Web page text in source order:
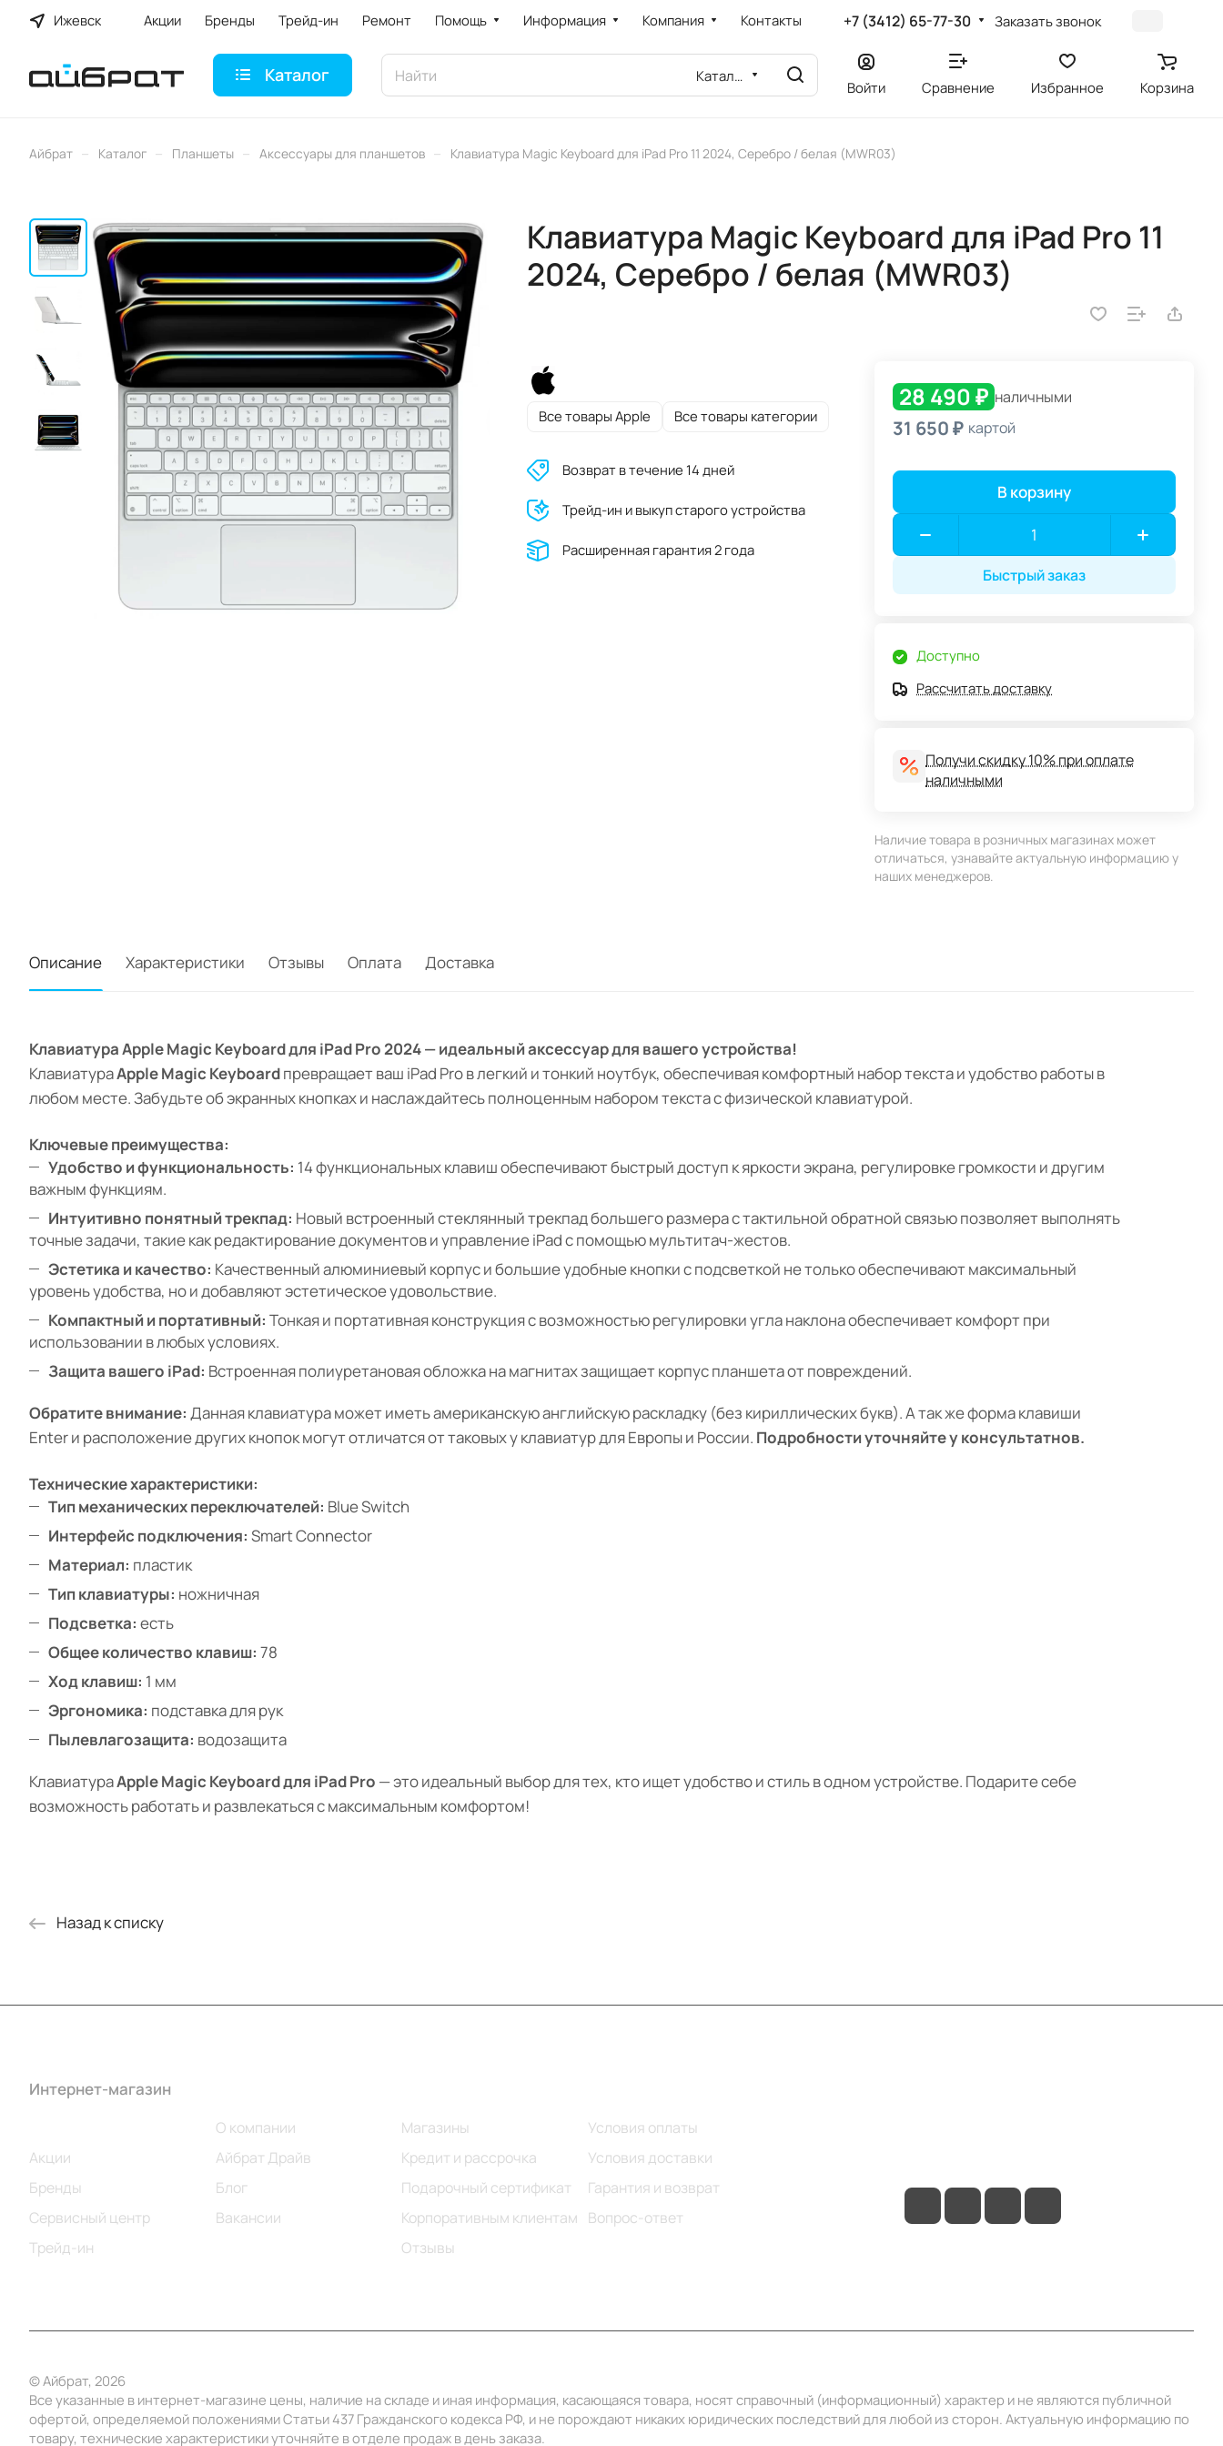
Ижевск Акции Бренды Трейд-ин Ремонт Помощь Информация Компания Контакты +7 (3412) 65-77-30 Заказать звонок
Каталог Каталог
Войти Сравнение Избранное Корзина
Айбрат – Каталог – Планшеты – Аксессуары для планшетов – Клавиатура Magic Keyboard для iPad Pro 11 2024, Серебро / белая (MWR03)
Клавиатура Magic Keyboard для iPad Pro 11
2024, Серебро / белая (MWR03)
Все товары Apple Все товары категории
Возврат в течение 14 дней
Трейд-ин и выкуп старого устройства
Расширенная гарантия 2 года
28 490 ₽ наличными
31 650 ₽ картой
В корзину
Быстрый заказ
Доступно
Рассчитать доставку
Получи скидку 10% при оплате
наличными
Наличие товара в розничных магазинах может
отличаться, узнавайте актуальную информацию у
наших менеджеров.
Описание Характеристики Отзывы Оплата Доставка
Клавиатура Apple Magic Keyboard для iPad Pro 2024 — идеальный аксессуар для вашего устройства!
КлавиатураApple Magic Keyboardпревращает ваш iPad Pro в легкий и тонкий ноутбук, обеспечивая комфортный набор текста и удобство работы в
любом месте. Забудьте об экранных кнопках и наслаждайтесь полноценным набором текста с физической клавиатурой.
Ключевые преимущества:
Удобство и функциональность: 14 функциональных клавиш обеспечивают быстрый доступ к яркости экрана, регулировке громкости и другим
важным функциям.
Интуитивно понятный трекпад: Новый встроенный стеклянный трекпад большего размера с тактильной обратной связью позволяет выполнять
точные задачи, такие как редактирование документов и управление iPad с помощью мультитач-жестов.
Эстетика и качество: Качественный алюминиевый корпус и большие удобные кнопки с подсветкой не только обеспечивают максимальный
уровень удобства, но и добавляют эстетическое удовольствие.
Компактный и портативный: Тонкая и портативная конструкция с возможностью регулировки угла наклона обеспечивает комфорт при
использовании в любых условиях.
Защита вашего iPad: Встроенная полиуретановая обложка на магнитах защищает корпус планшета от повреждений.
Обратите внимание: Данная клавиатура может иметь американскую английскую раскладку (без кириллических букв). А так же форма клавиши
Enter и расположение других кнопок могут отличатся от таковых у клавиатур для Европы и России. Подробности уточняйте у консультатнов.
Технические характеристики:
Тип механических переключателей: Blue Switch
Интерфейс подключения: Smart Connector
Материал: пластик
Тип клавиатуры: ножничная
Подсветка: есть
Общее количество клавиш: 78
Ход клавиш: 1 мм
Эргономика: подставка для рук
Пылевлагозащита: водозащита
КлавиатураApple Magic Keyboard для iPad Pro — это идеальный выбор для тех, кто ищет удобство и стиль в одном устройстве. Подарите себе
возможность работать и развлекаться с максимальным комфортом!
Назад к списку
Интернет-магазин
Акции
Бренды
Сервисный центр
Трейд-ин
О компании
Айбрат Драйв
Блог
Вакансии
Магазины
Кредит и рассрочка
Подарочный сертификат
Корпоративным клиентам
Отзывы
Условия оплаты
Условия доставки
Гарантия и возврат
Вопрос-ответ
© Айбрат, 2026
Все указанные в интернет-магазине цены, наличие на складе и иная информация, касающаяся товара, носят справочный (информационный) характер и не являются публичной
офертой, определяемой положениями Статьи 437 Гражданского кодекса РФ, и не порождают никаких юридических последствий для любой из сторон. Актуальную информацию по
товару, технические характеристики уточняйте в отделе продаж в день заказа.